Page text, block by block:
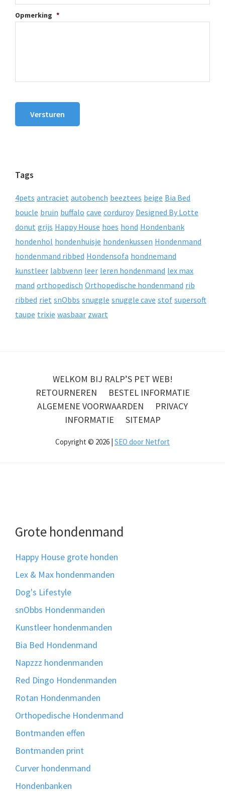
Opmerking *
Versturen
Tags
4pets antraciet autobench beeztees beige Bia Bed
boucle bruin buffalo cave corduroy Designed By Lotte
donut grijs Happy House hoes hond Hondenbank
hondenhol hondenhuisje hondenkussen Hondenmand
hondenmand ribbed Hondensofa hondnemand
kunstleer labbvenn leer leren hondenmand lex max
mand orthopedisch Orthopedische hondenmand rib
ribbed riet snObbs snuggle snuggle cave stof supersoft
taupe trixie wasbaar zwart
WELKOM BIJ RALP’S PET WEB!
RETOURNEREN
BESTEL INFORMATIE
ALGEMENE VOORWAARDEN
PRIVACY
INFORMATIE
SITEMAP
Copyright © 2026 | SEO door Netfort
Grote hondenmand
Happy House grote honden
Lex & Max hondenmanden
Dog's Lifestyle
snObbs Hondenmanden
Kunstleer hondenmanden
Bia Bed Hondenmand
Napzzz hondenmanden
Red Dingo Hondenmanden
Rotan Hondenmanden
Orthopedische Hondenmand
Bontmanden effen
Bontmanden print
Curver hondenmand
Hondenbanken